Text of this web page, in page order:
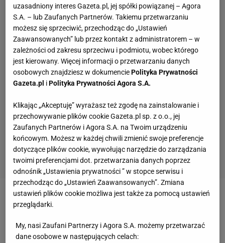
Zobacz wideo
PSG bez Neymara, Mbappe i
biegali
uzasadniony interes Gazeta.pl, jej spółki powiązanej – Agora
S.A. – lub Zaufanych Partnerów. Takiemu przetwarzaniu
możesz się sprzeciwić, przechodząc do „Ustawień
Zaawansowanych” lub przez kontakt z administratorem – w
zależności od zakresu sprzeciwu i podmiotu, wobec którego
jest kierowany. Więcej informacji o przetwarzaniu danych
osobowych znajdziesz w dokumenciePolityka Prywatności
Gazeta.pl iPolityka Prywatności Agora S.A.
Klikając „Akceptuję” wyrażasz też zgodę na zainstalowanie i
przechowywanie plików cookie Gazeta.pl sp. z o.o., jej
Zaufanych Partnerów i Agora S.A. na Twoim urządzeniu
końcowym. Możesz w każdej chwili zmienić swoje preferencje
dotyczące plików cookie, wywołując narzędzie do zarządzania
twoimi preferencjami dot. przetwarzania danych poprzez
odnośnik „Ustawienia prywatności ” w stopce serwisu i
przechodząc do „Ustawień Zaawansowanych”. Zmiana
ustawień plików cookie możliwa jest także za pomocą ustawień
przeglądarki.
My, nasi Zaufani Partnerzy i Agora S.A. możemy przetwarzać
dane osobowe w następujących celach: